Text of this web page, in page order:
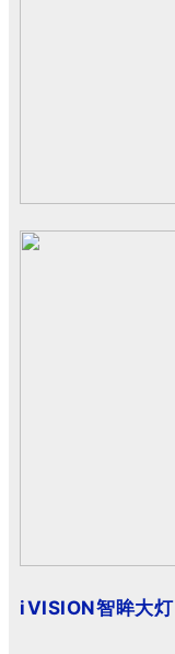
iVISION智眸大灯